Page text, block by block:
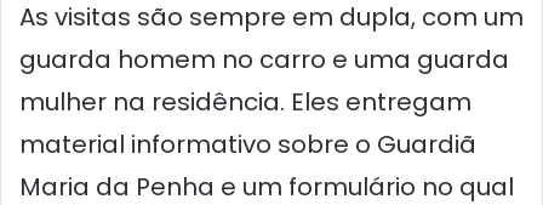
As visitas são sempre em dupla, com um
guarda homem no carro e uma guarda
mulher na residência. Eles entregam
material informativo sobre o Guardiã
Maria da Penha e um formulário no qual